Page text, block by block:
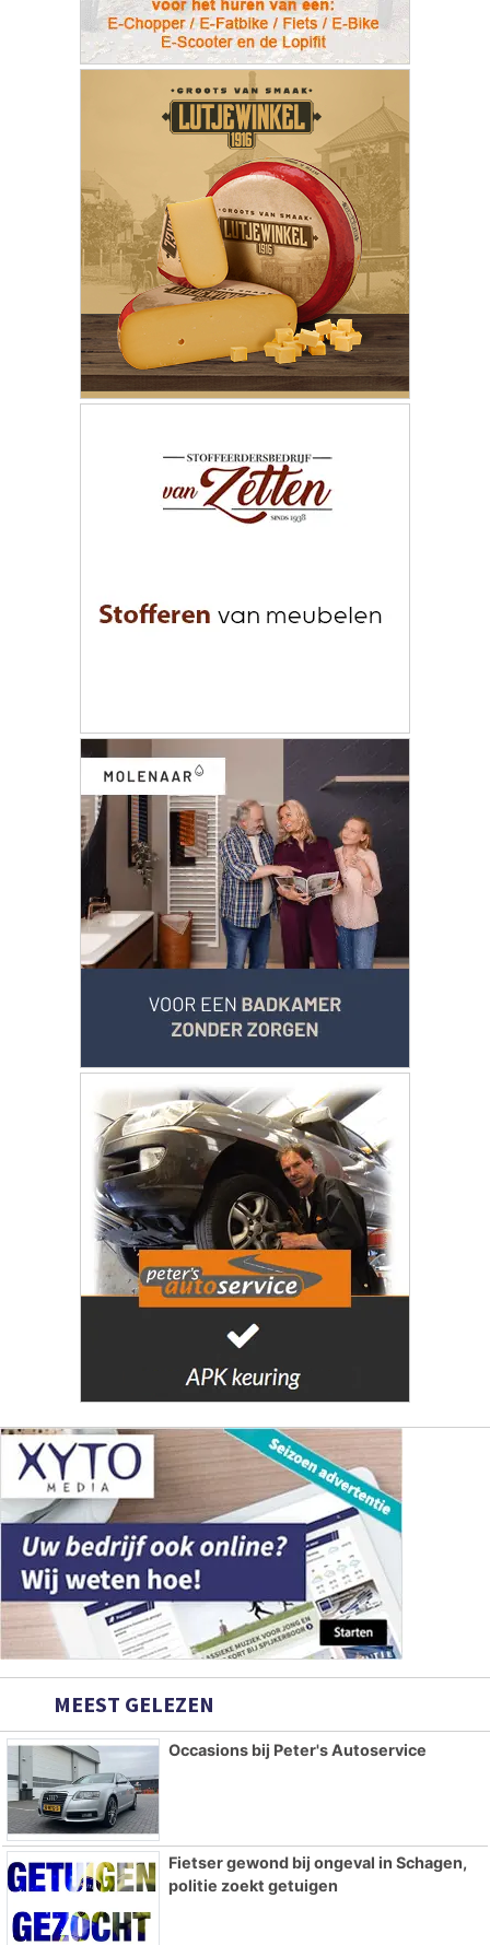
MEEST GELEZEN
Occasions bij Peter's Autoservice
Fietser gewond bij ongeval in Schagen,
politie zoekt getuigen